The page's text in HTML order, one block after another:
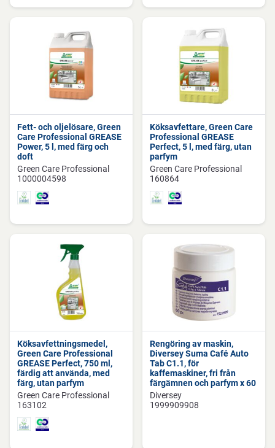
Fett- och oljelösare, Green
Care Professional GREASE
Power, 5 l, med färg och
doft
Green Care Professional
1000004598
Köksavfettare, Green Care
Professional GREASE
Perfect, 5 l, med färg, utan
parfym
Green Care Professional
160864
Köksavfettningsmedel,
Green Care Professional
GREASE Perfect, 750 ml,
färdig att använda, med
färg, utan parfym
Green Care Professional
163102
Rengöring av maskin,
Diversey Suma Café Auto
Tab C1.1, för
kaffemaskiner, fri från
färgämnen och parfym x 60
Diversey
1999909908